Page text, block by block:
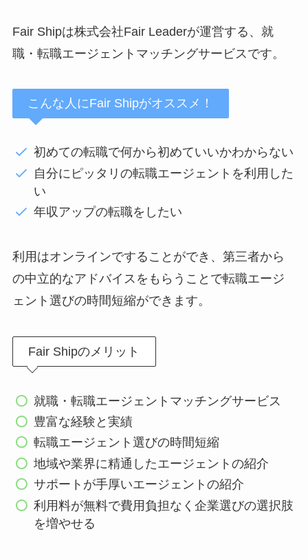
Fair Shipは株式会社Fair Leaderが運営する、就
職・転職エージェントマッチングサービスです。
こんな人にFair Shipがオススメ！
初めての転職で何から初めていいかわからない
自分にピッタリの転職エージェントを利用した
い
年収アップの転職をしたい
利用はオンラインですることができ、第三者から
の中立的なアドバイスをもらうことで転職エージ
ェント選びの時間短縮ができます。
Fair Shipのメリット
就職・転職エージェントマッチングサービス
豊富な経験と実績
転職エージェント選びの時間短縮
地域や業界に精通したエージェントの紹介
サポートが手厚いエージェントの紹介
利用料が無料で費用負担なく企業選びの選択肢
を増やせる